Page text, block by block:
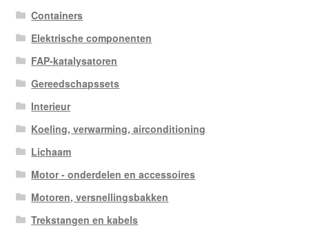
Containers
Elektrische componenten
FAP-katalysatoren
Gereedschapssets
Interieur
Koeling, verwarming, airconditioning
Lichaam
Motor - onderdelen en accessoires
Motoren, versnellingsbakken
Trekstangen en kabels